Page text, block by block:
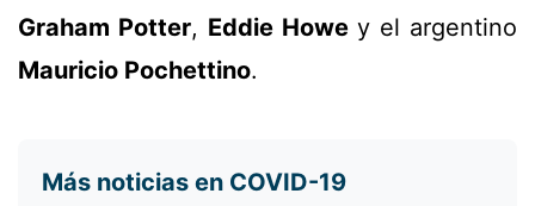
Graham Potter, Eddie Howe y el argentino
Mauricio Pochettino.
Más noticias en COVID-19